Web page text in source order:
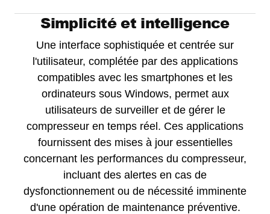
Simplicité et intelligence
Une interface sophistiquée et centrée sur
l'utilisateur, complétée par des applications
compatibles avec les smartphones et les
ordinateurs sous Windows, permet aux
utilisateurs de surveiller et de gérer le
compresseur en temps réel. Ces applications
fournissent des mises à jour essentielles
concernant les performances du compresseur,
incluant des alertes en cas de
dysfonctionnement ou de nécessité imminente
d'une opération de maintenance préventive.